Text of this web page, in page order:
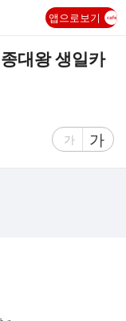
앱으로보기
대왕 생일카
글
가
글
자
가